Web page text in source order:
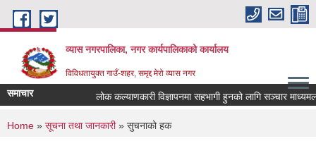
Skip to main content
व्यास नगरपालिका, नगर कार्यपालिकाको कार्यालय
विविधतायुक्त गाउँ-शहर, समृद्द मेरो व्यास नगर
समाचार लोक कल्याणकारी विज्ञापनमा सहभागी हुनको लागि सञ्चार
You are here
Home » सूचना तथा जानकारी» सुचनाको हक